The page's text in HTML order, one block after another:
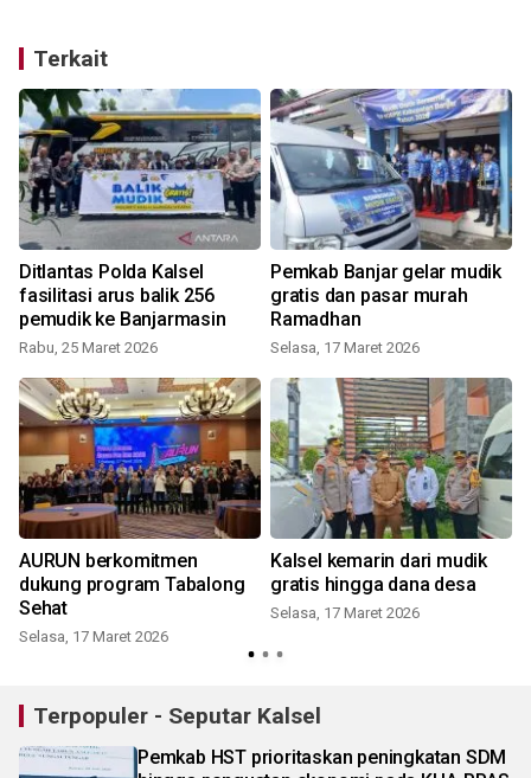
Terkait
Ditlantas Polda Kalsel
fasilitasi arus balik 256
pemudik ke Banjarmasin
Rabu, 25 Maret 2026
Pemkab Banjar gelar mudik
gratis dan pasar murah
Ramadhan
Selasa, 17 Maret 2026
AURUN berkomitmen
dukung program Tabalong
Sehat
Selasa, 17 Maret 2026
Kalsel kemarin dari mudik
gratis hingga dana desa
Selasa, 17 Maret 2026
Terpopuler - Seputar Kalsel
Pemkab HST prioritaskan peningkatan SDM